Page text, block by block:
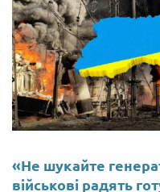
«Не шукайте
військові радять